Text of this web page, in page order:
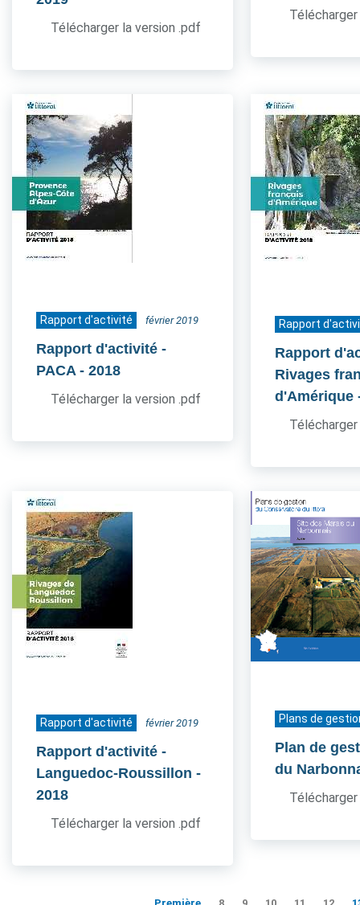
Télécharger la version .pdf
Rapport d'activité février 2019
Rapport d'activité -
PACA - 2018
Télécharger la version .pdf
Rapport
Rapport
Rivages
d'Amérique
Rapport d'activité février 2019
Rapport d'activité -
Languedoc-Roussillon -
2018
Télécharger la version .pdf
Plans de
Plan de
du